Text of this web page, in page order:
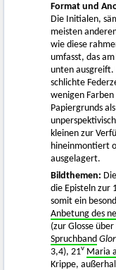
Format und
Die Initialen,
meisten
wie diese
umfasst, das
unten ausgreift.
schlichte
wenigen
Papiergrunds
kleinen zur
hineinmontiert
ausgelagert.
Bildthemen:
die Episteln zur
somit ein
Anbetung des
(zur Glosse
Spruchband
3,4), 21v Maria
Krippe,